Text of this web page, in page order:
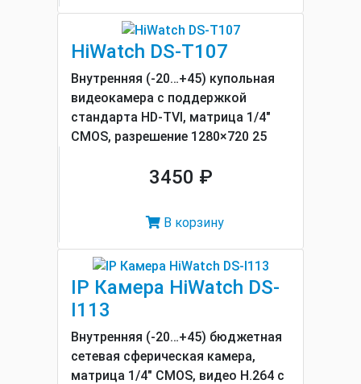
HiWatch DS-T107
Внутренняя (-20…+45) купольная
видеокамера с поддержкой
стандарта HD-TVI, матрица 1/4"
CMOS, разрешение 1280×720 25
3450 ₽
В корзину
IP Камера HiWatch DS-
I113
Внутренняя (-20…+45) бюджетная
сетевая сферическая камера,
матрица 1/4" CMOS, видео H.264 с